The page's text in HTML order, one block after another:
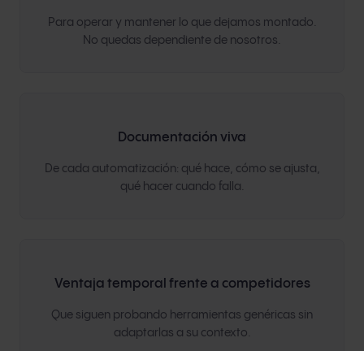
Para operar y mantener lo que dejamos montado.
No quedas dependiente de nosotros.
Documentación viva
De cada automatización: qué hace, cómo se ajusta,
qué hacer cuando falla.
Ventaja temporal frente a competidores
Que siguen probando herramientas genéricas sin
adaptarlas a su contexto.